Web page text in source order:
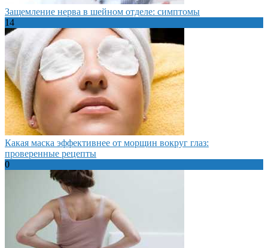
Защемление нерва в шейном отделе: симптомы
14
Какая маска эффективнее от морщин вокруг глаз:
проверенные рецепты
0